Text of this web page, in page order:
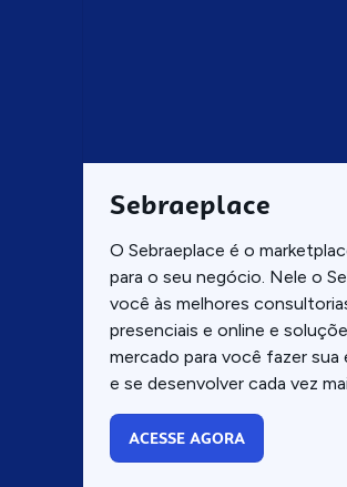
Sebraeplace
O Sebraeplace é o
para o seu negócio. Nele o
você às melhores
presenciais e online e
mercado para você fazer sua
e se desenvolver cada vez
ACESSE AGORA